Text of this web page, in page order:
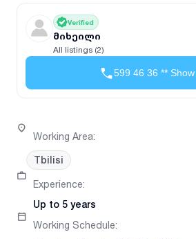
Verified
მიხეილი
All listings (2)
599 46 36 **
Working Area:
Tbilisi
Experience:
Up to 5 years
Working Schedule: